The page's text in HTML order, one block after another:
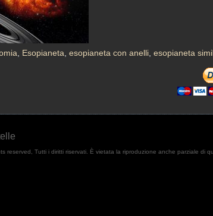
, Esopianeta, esopianeta con anelli, esopianeta
reserved, Tutti i diritti riservati. È vietata la riproduzione anche parziale di